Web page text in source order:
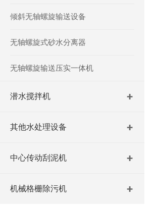
倾斜无轴螺旋输送设备
无轴螺旋式砂水分离器
无轴螺旋输送压实一体机
潜水搅拌机
其他水处理设备
中心传动刮泥机
机械格栅除污机